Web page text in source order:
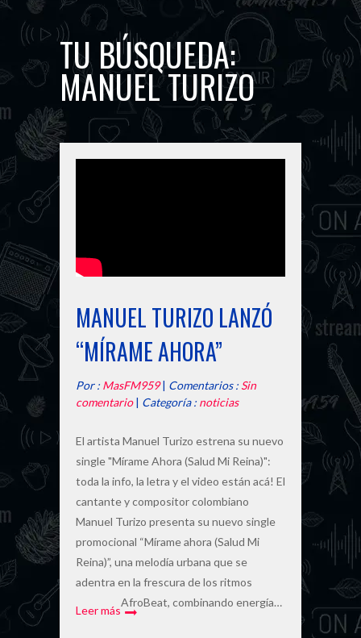
TU BÚSQUEDA:
MANUEL TURIZO
MANUEL TURIZO LANZÓ
“MÍRAME AHORA”
Por : MasFM959| Comentarios : Sin
comentario| Categoría : noticias
El artista Manuel Turizo estrena su nuevo
single "Mírame Ahora (Salud Mi Reina)":
toda la info, la letra y el video están acá! El
cantante y compositor colombiano
Manuel Turizo presenta su nuevo single
promocional “Mírame ahora (Salud Mi
Reina)”, una melodía urbana que se
adentra en la frescura de los ritmos
AfroBeat, combinando energía…
Leer más